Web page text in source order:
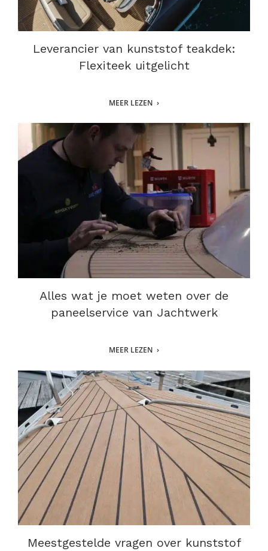
Leverancier van kunststof teakdek:
Flexiteek uitgelicht
MEER LEZEN
Alles wat je moet weten over de
paneelservice van Jachtwerk
MEER LEZEN
Meestgestelde vragen over kunststof